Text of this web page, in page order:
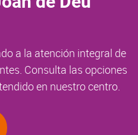
a la atención integral de
Consulta las opciones
en nuestro centro.